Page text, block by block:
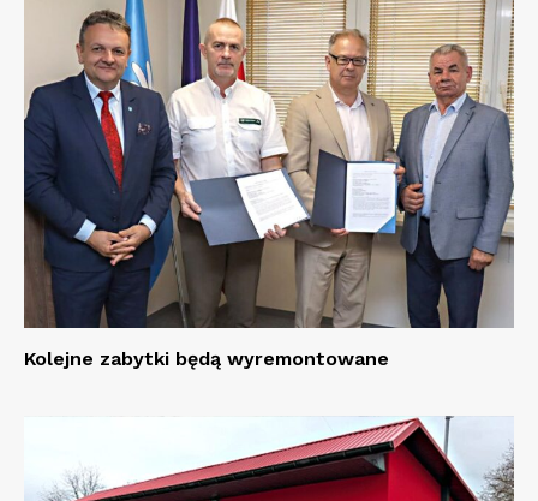
Kolejne zabytki będą wyremontowane